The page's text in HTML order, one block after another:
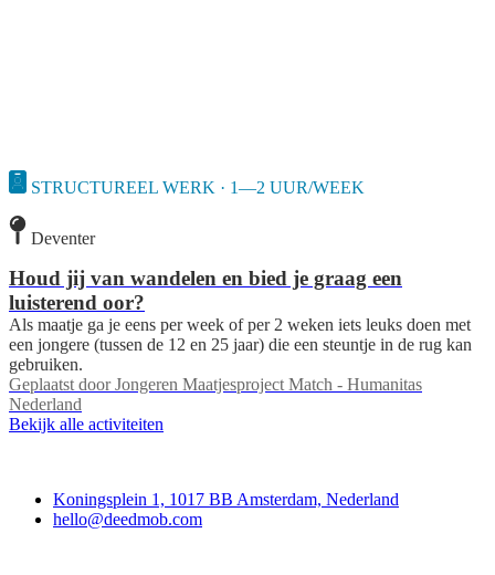
STRUCTUREEL WERK · 1—2 UUR/WEEK
Deventer
Houd jij van wandelen en bied je graag een
luisterend oor?
Als maatje ga je eens per week of per 2 weken iets leuks doen met
een jongere (tussen de 12 en 25 jaar) die een steuntje in de rug kan
gebruiken.
Geplaatst door Jongeren Maatjesproject Match - Humanitas
Nederland
Bekijk alle activiteiten
Koningsplein 1, 1017 BB Amsterdam, Nederland
hello@deedmob.com